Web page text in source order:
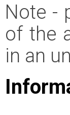
Note -
of the
in an